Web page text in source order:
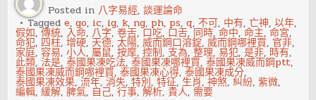
惦
記
Posted in 八字易經,談運論命
Taggede,go, ic, ig, k, ng, ph, ps,q,不可, 中有,亡神,以年,
假如,傳統, 入命, 八字,卷舌,口吃, 口舌,同時,命中,命主,命宮,
命犯, 四柱,增硬, 天德,太陽,威而鋼口溶錠,威而鋼哪裡買, 官非,
家庭,容易,小人,屬鼠,按摩,控制, 支為,整理,易犯,是非, 時有,
此類, 法是,泰國果凍吃法,泰國果凍哪裡買,泰國果凍威而鋼ptt,
泰國果凍威而鋼哪裡買,泰國果凍心得,泰國果凍成分,
泰國果凍效果,流年,消失,特別,特征,生肖,神煞, 糾紛,紫微,
編輯,緩解,脾氣, 自己,行事,解析,貴人, 需要